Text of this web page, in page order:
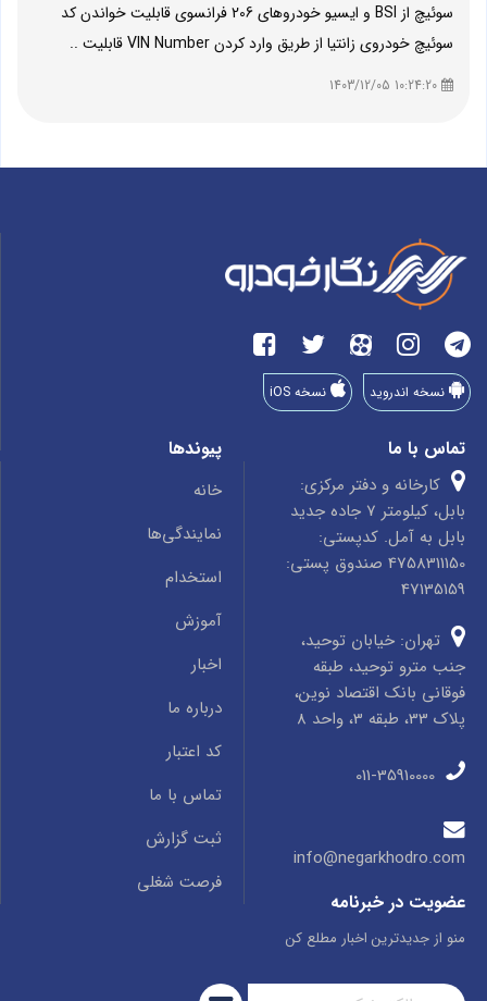
سوئیچ از BSI و ایسیو خودروهای 206 فرانسوی قابلیت خواندن کد
سوئیچ خودروی زانتیا از طریق وارد کردن VIN Number قابلیت ..
نسخه اندروید نسخه iOS
تماس با ما
کارخانه و دفتر مرکزی:
بابل، کیلومتر 7 جاده جدید
بابل به آمل. کدپستی:
4758311150 صندوق پستی:
47135159
تهران: خیابان توحید،
جنب مترو توحید، طبقه
فوقانی بانک اقتصاد نوین،
پلاک 33، طبقه 3، واحد 8
info@negarkhodro.com
پیوندها
خانه
نمایندگی‌ها
استخدام
آموزش
اخبار
درباره ما
کد اعتبار
تماس با ما
ثبت گزارش
فرصت شغلی
عضویت در خبرنامه
منو از جدیدترین اخبار مطلع کن